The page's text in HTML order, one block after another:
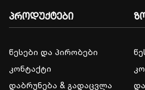
ზომები
დეტალური მონაცემების
პროდუქტები
წესები და პირობები
კონტაქტი
დაბრუნება & გადაცვლა